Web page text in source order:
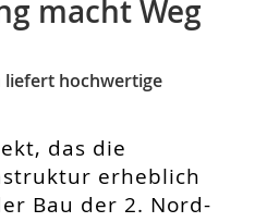
macht Weg
liefert hochwertige
das die
erheblich
Bau der 2. Nord-